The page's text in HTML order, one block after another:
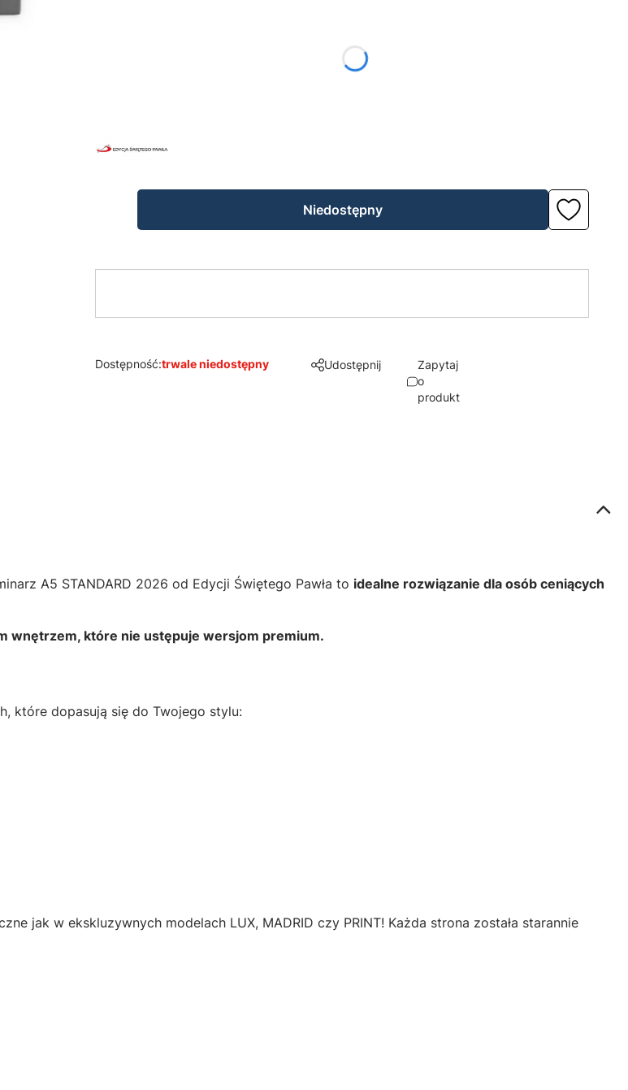
Niedostępny
Dostępność:trwale niedostępny Udostępnij
Zapytaj
o
produkt
A5 STANDARD 2026 od Edycji Świętego Pawła to idealne rozwiązanie dla osób ceniących
wnętrzem, które nie ustępuje wersjom premium.
które dopasują się do Twojego stylu:
jak w ekskluzywnych modelach LUX, MADRID czy PRINT! Każda strona została starannie